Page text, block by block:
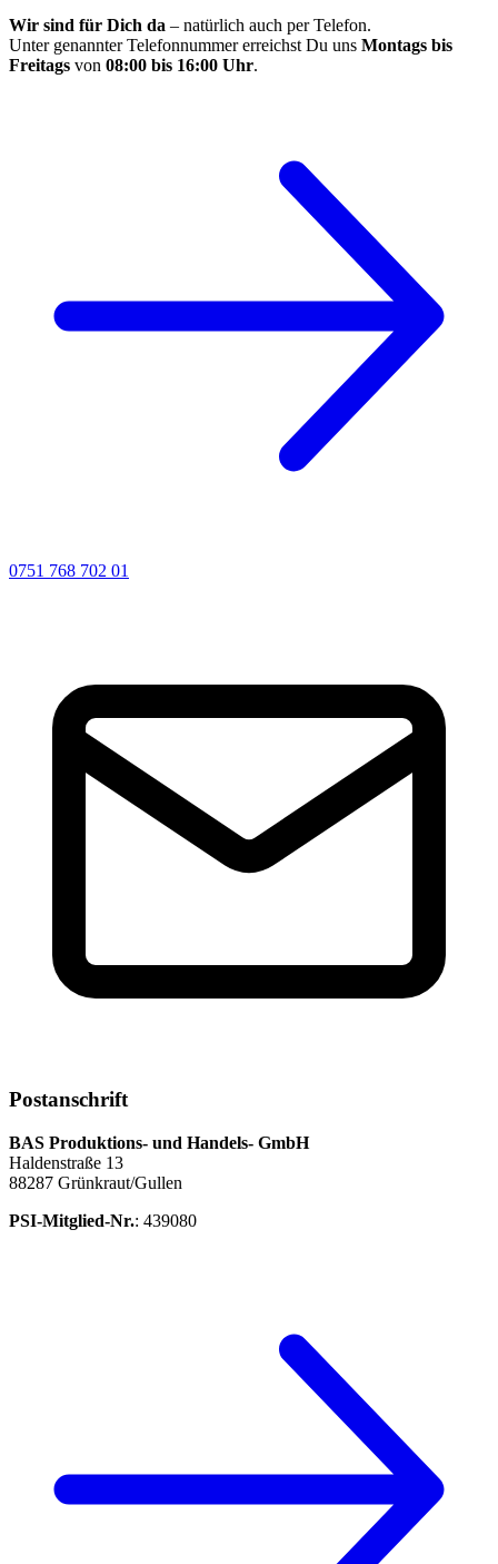
Wir sind für Dich da – natürlich auch per Telefon.
Unter genannter Telefonnummer erreichst Du uns Montags bis
Freitags von 08:00 bis 16:00 Uhr.
0751 768 702 01
Postanschrift
BAS Produktions- und Handels- GmbH
Haldenstraße 13
88287 Grünkraut/Gullen
PSI-Mitglied-Nr.: 439080